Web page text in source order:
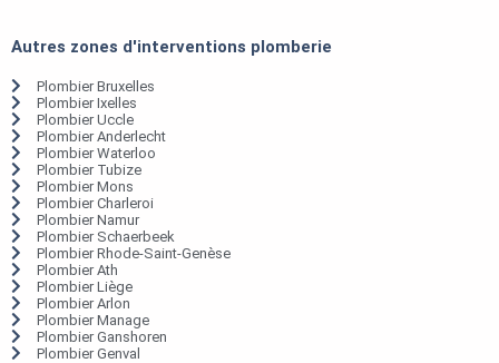
Autres zones d'interventions plomberie
Plombier Bruxelles
Plombier Ixelles
Plombier Uccle
Plombier Anderlecht
Plombier Waterloo
Plombier Tubize
Plombier Mons
Plombier Charleroi
Plombier Namur
Plombier Schaerbeek
Plombier Rhode-Saint-Genèse
Plombier Ath
Plombier Liège
Plombier Arlon
Plombier Manage
Plombier Ganshoren
Plombier Genval